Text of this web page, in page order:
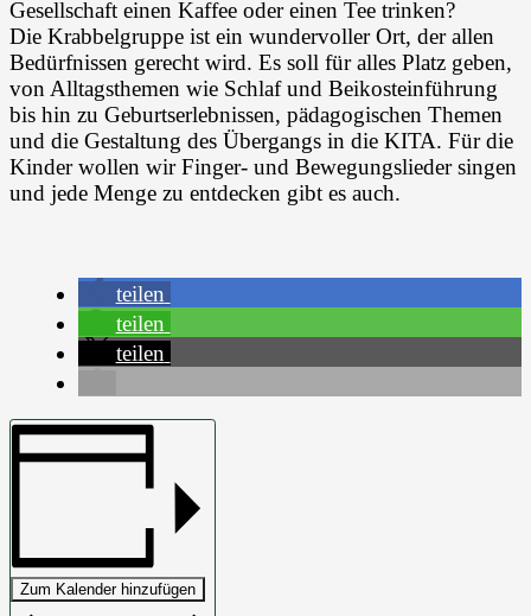
Gesellschaft einen Kaffee oder einen Tee trinken?
Die Krabbelgruppe ist ein wundervoller Ort, der allen
Bedürfnissen gerecht wird. Es soll für alles Platz geben,
von Alltagsthemen wie Schlaf und Beikosteinführung
bis hin zu Geburtserlebnissen, pädagogischen Themen
und die Gestaltung des Übergangs in die KITA. Für die
Kinder wollen wir Finger- und Bewegungslieder singen
und jede Menge zu entdecken gibt es auch.
teilen
teilen
teilen
Zum Kalender hinzufügen